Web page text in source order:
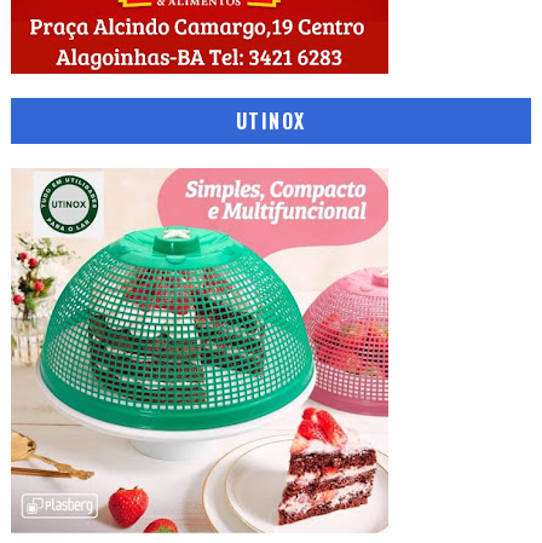
UTINOX